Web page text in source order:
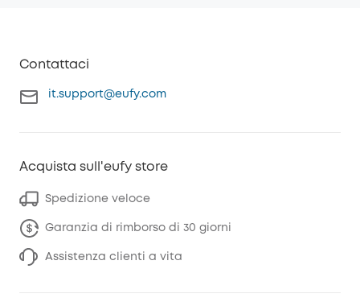
Contattaci
it.support@eufy.com
Acquista sull'eufy store
Spedizione veloce
Garanzia di rimborso di 30 giorni
Assistenza clienti a vita